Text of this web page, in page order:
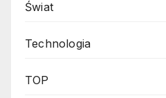
Świat
Technologia
TOP